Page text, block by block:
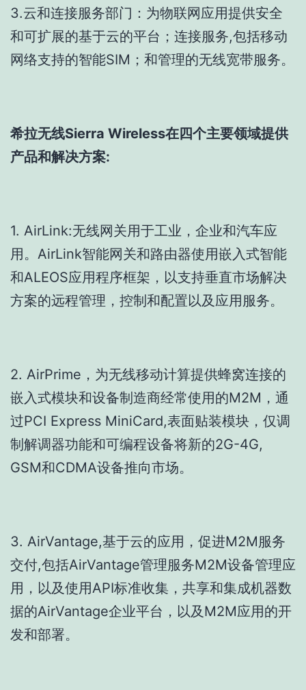
3.云和连接服务部门：为物联网应用提供安全
和可扩展的基于云的平台；连接服务,包括移动
网络支持的智能SIM；和管理的无线宽带服务。
希拉无线Sierra Wireless在四个主要领域提供
产品和解决方案:
1. AirLink:无线网关用于工业，企业和汽车应
用。AirLink智能网关和路由器使用嵌入式智能
和ALEOS应用程序框架，以支持垂直市场解决
方案的远程管理，控制和配置以及应用服务。
2. AirPrime，为无线移动计算提供蜂窝连接的
嵌入式模块和设备制造商经常使用的M2M，通
过PCI Express MiniCard,表面贴装模块，仅调
制解调器功能和可编程设备将新的2G-4G,
GSM和CDMA设备推向市场。
3. AirVantage,基于云的应用，促进M2M服务
交付,包括AirVantage管理服务M2M设备管理应
用，以及使用API标准收集，共享和集成机器数
据的AirVantage企业平台，以及M2M应用的开
发和部署。